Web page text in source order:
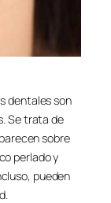
dentales son
Se trata de
sobre
perlado y
pueden